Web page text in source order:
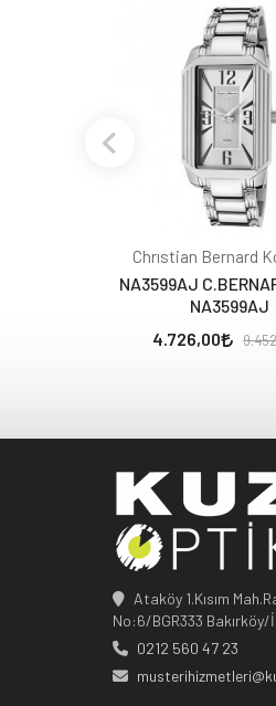
Chrıstian Bernard
NA3599AJ
NA3599AJ
4.726,00
Ataköy 1.Kısım
No:6/BGR333 Bakırköy/
0212 560 47 23